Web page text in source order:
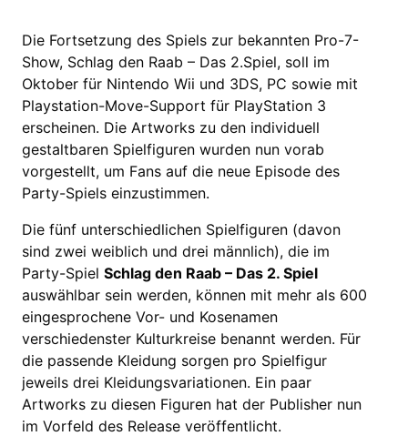
Die Fortsetzung des Spiels zur bekannten Pro-7-
Show, Schlag den Raab – Das 2.Spiel, soll im
Oktober für Nintendo Wii und 3DS, PC sowie mit
Playstation-Move-Support für PlayStation 3
erscheinen. Die Artworks zu den individuell
gestaltbaren Spielfiguren wurden nun vorab
vorgestellt, um Fans auf die neue Episode des
Party-Spiels einzustimmen.
Die fünf unterschiedlichen Spielfiguren (davon
sind zwei weiblich und drei männlich), die im
Party-Spiel Schlag den Raab – Das 2. Spiel
auswählbar sein werden, können mit mehr als 600
eingesprochene Vor- und Kosenamen
verschiedenster Kulturkreise benannt werden. Für
die passende Kleidung sorgen pro Spielfigur
jeweils drei Kleidungsvariationen. Ein paar
Artworks zu diesen Figuren hat der Publisher nun
im Vorfeld des Release veröffentlicht.